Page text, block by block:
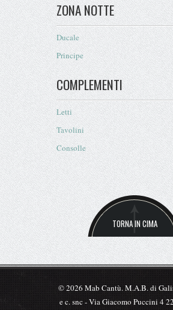
ZONA NOTTE
Ducale
Principe
COMPLEMENTI
Letti
Tavolini
Consolle
TORNA IN CIMA
© 2026 Mab Cantù. M.A.B. di
e c. snc - Via Giacomo Puccini 4